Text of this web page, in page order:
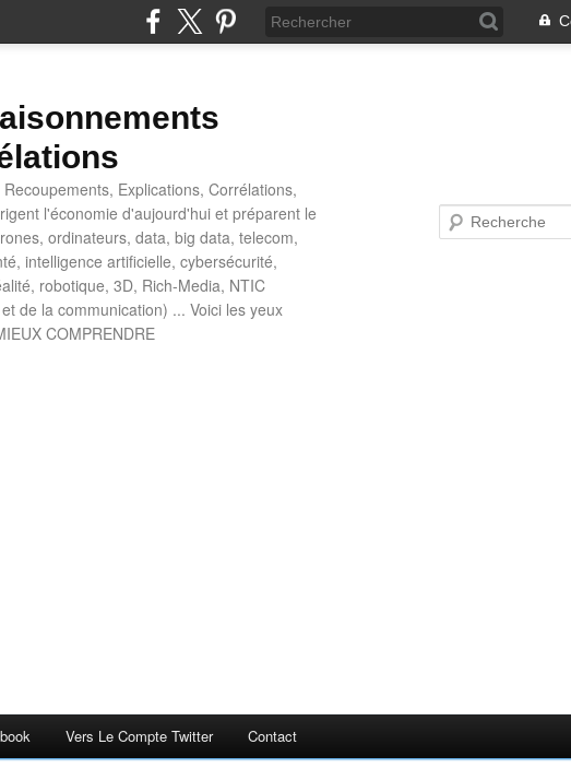
Explications, Corrélations,
l'économie d'aujourd'hui et préparent le
ordinateurs, data, big data, telecom,
intelligence artificielle, cybersécurité,
robotique, 3D, Rich-Media, NTIC
de la communication) ... Voici les yeux
COMPRENDRE
Vers Le Compte Twitter Contact